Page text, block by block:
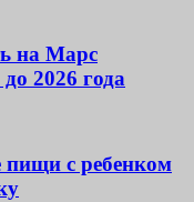
на Марс
2026 года
пищи с ребенком